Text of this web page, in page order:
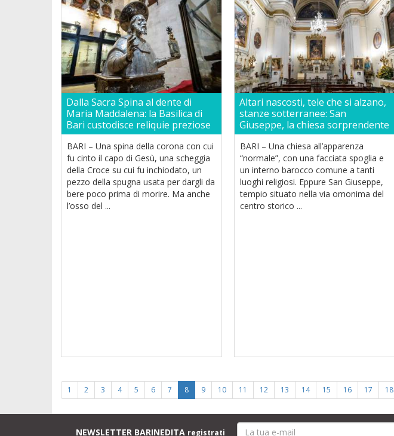
Dalla Sacra Spina al dente di
Maria Maddalena: la Basilica di
Bari custodisce reliquie preziose
BARI – Una spina della corona con cui
fu cinto il capo di Gesù, una scheggia
della Croce su cui fu inchiodato, un
pezzo della spugna usata per dargli da
bere poco prima di morire. Ma anche
l’osso del ...
Altari nascosti, tele che si alzano,
stanze sotterranee: San
Giuseppe, la chiesa sorprendente
BARI – Una chiesa all’apparenza
“normale”, con una facciata spoglia e
un interno barocco comune a tanti
luoghi religiosi. Eppure San Giuseppe,
tempio situato nella via omonima del
centro storico ...
1 2 3 4 5 6 7 8 9 10 11 12 13 14 15 16 17 18
NEWSLETTER BARINEDITA registrati